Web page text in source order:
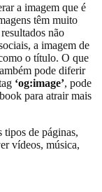
a imagem que é
têm muito
não
a imagem de
o título. O que
pode diferir
‘og:image’, pode
para atrair mais
de páginas,
vídeos, música,